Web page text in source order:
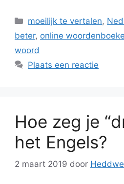
Categorieën
moeilijk te vertalen,
beter, online
woord
Plaats een reactie
Hoe zeg je
het Engels?
2 maart 2019 door